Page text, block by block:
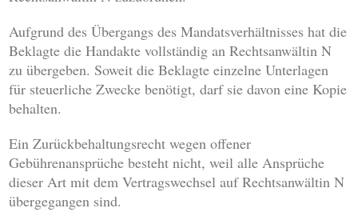
Aufgrund des Übergangs des Mandatsverhältnisses hat die
Beklagte die Handakte vollständig an Rechtsanwältin N
zu übergeben. Soweit die Beklagte einzelne Unterlagen
für steuerliche Zwecke benötigt, darf sie davon eine Kopie
behalten.
Ein Zurückbehaltungsrecht wegen offener
Gebührenansprüche besteht nicht, weil alle Ansprüche
dieser Art mit dem Vertragswechsel auf Rechtsanwältin N
übergegangen sind.